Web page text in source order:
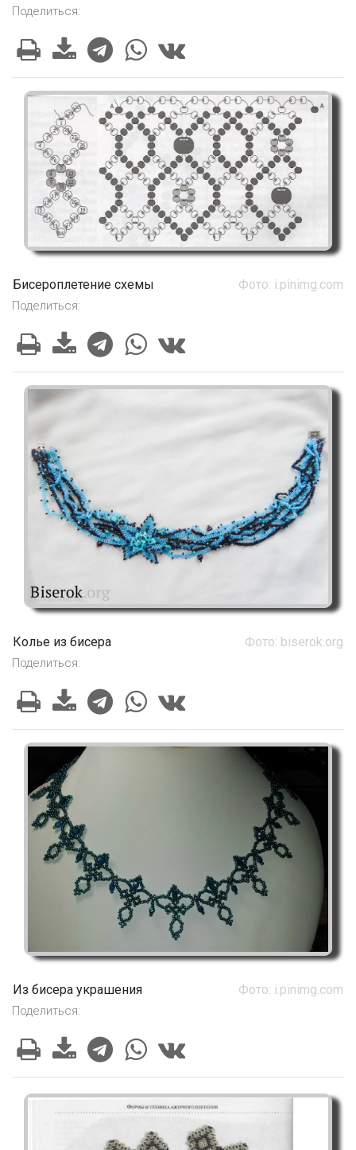
Поделиться:
Бисероплетение схемы Фото: i.pinimg.com
Поделиться:
Колье из бисера Фото: biserok.org
Поделиться:
Из бисера украшения Фото: i.pinimg.com
Поделиться: